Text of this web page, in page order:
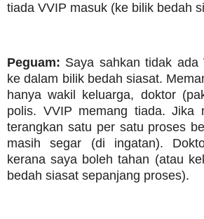
tiada VVIP masuk (ke bilik bedah
Peguam: Saya sahkan tidak ada
ke dalam bilik bedah siasat.
hanya wakil keluarga, doktor
polis. VVIP memang tiada. Jika
terangkan satu per satu proses
masih segar (di ingatan).
kerana saya boleh tahan (atau
bedah siasat sepanjang proses).